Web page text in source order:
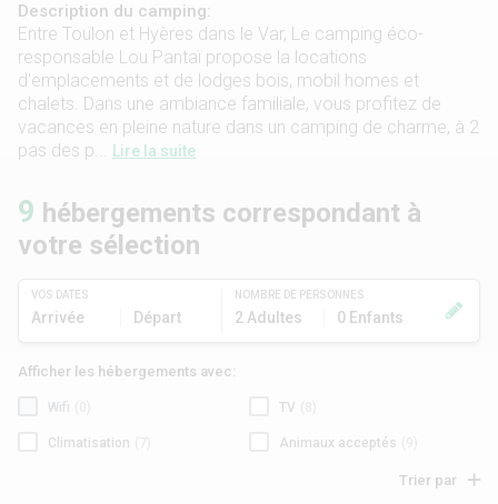
Description du camping:
Entre Toulon et Hyères dans le Var, Le camping éco-
responsable Lou Pantaï propose la locations
d'emplacements et de lodges bois, mobil homes et
chalets. Dans une ambiance familiale, vous profitez de
vacances en pleine nature dans un camping de charme, à 2
pas des p...
Lire la suite
VOS DATES
Arrivée Départ
NOMBRE DE PERSONNES
2 Adultes 0 Enfants
9 hébergements correspondant à
votre sélection
Afficher les hébergements avec:
Wifi TV
Climatisation Animaux acceptés
Trier par